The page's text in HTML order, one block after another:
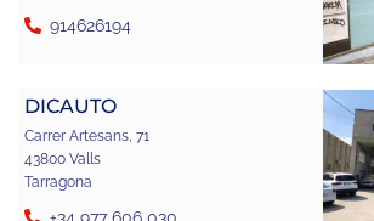
914626194
DICAUTO
Carrer Artesans, 71
43800 Valls
Tarragona